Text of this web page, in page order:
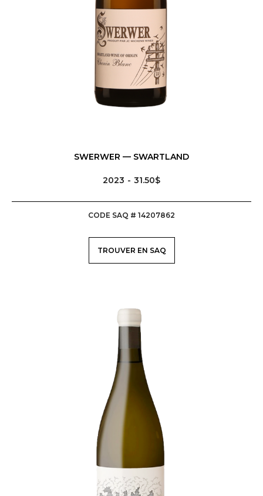
SWERWER — SWARTLAND
2023 31.50$
CODE SAQ # 14207862
TROUVER EN SAQ